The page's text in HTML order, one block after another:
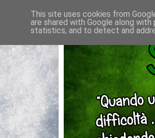
This site uses cookies from
are shared with Google along
statistics, and to detect and